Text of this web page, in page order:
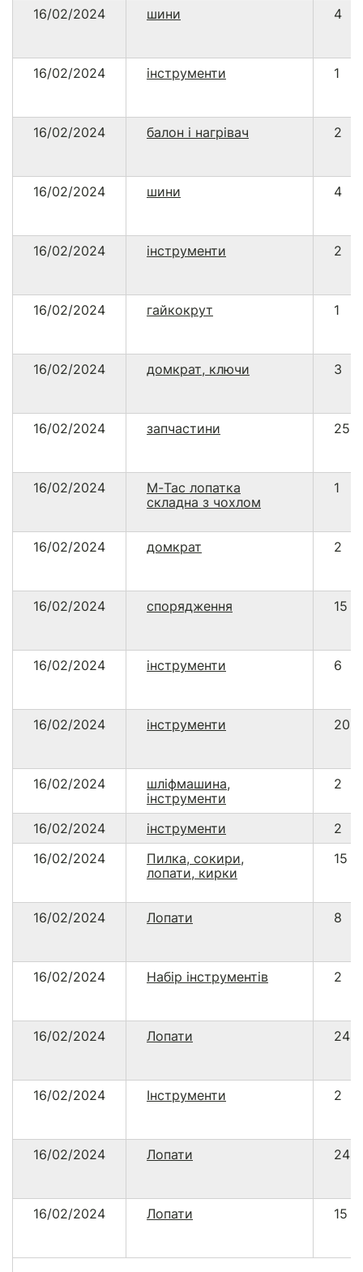
16/02/2024 шини 4
16/02/2024 інструменти 1
16/02/2024 балон і нагрівач 2
16/02/2024 шини 4
16/02/2024 інструменти 2
16/02/2024 гайкокрут 1
16/02/2024 домкрат, ключи 3
16/02/2024 запчастини 25
16/02/2024
М-Тас лопатка
складна з чохлом
1
16/02/2024 домкрат 2
16/02/2024 спорядження 15
16/02/2024 інструменти 6
16/02/2024 інструменти 20
16/02/2024
шліфмашина,
інструменти
2
16/02/2024 інструменти
2
16/02/2024
Пилка, сокири,
лопати, кирки
15
16/02/2024 Лопати 8
16/02/2024 Набір інструментів 2
16/02/2024 Лопати 24
16/02/2024 Інструменти 2
16/02/2024 Лопати 24
16/02/2024 Лопати 15